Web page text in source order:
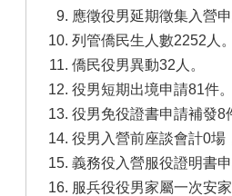
應徵役男延期徵集入營申
列管僑民生人數2252人。
僑民役男異動32人。
役男短期出境申請81件。
役男免役證書申請補發8
役男入營前座談會計0場
義務役入營服役證明書申
服兵役役男家屬一次安